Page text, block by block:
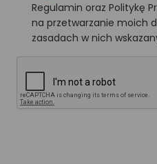
Regulamin oraz Politykę
na przetwarzanie moich
zasadach w nich